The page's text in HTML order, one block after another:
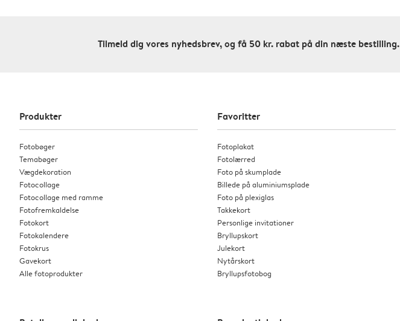
Tilmeld dig vores nyhedsbrev, og få 50 kr. rabat på din næste bestilling.
Produkter
Fotobøger
Temabøger
Vægdekoration
Fotocollage
Fotocollage med ramme
Fotofremkaldelse
Fotokort
Fotokalendere
Fotokrus
Gavekort
Alle fotoprodukter
Favoritter
Fotoplakat
Fotolærred
Foto på skumplade
Billede på aluminiumsplade
Foto på plexiglas
Takkekort
Personlige invitationer
Bryllupskort
Julekort
Nytårskort
Bryllupsfotobog